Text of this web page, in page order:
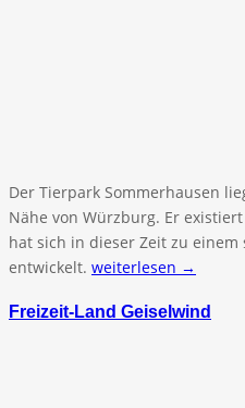
Der Tierpark Sommerhausen
Nähe von Würzburg. Er
hat sich in dieser Zeit zu
entwickelt. weiterlesen →
Freizeit-Land Geiselwind